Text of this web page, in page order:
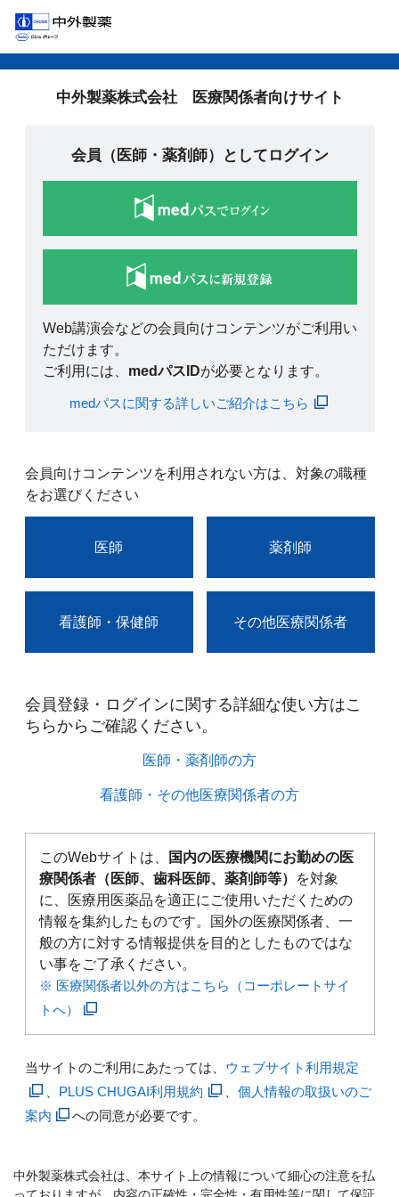
中外製薬株式会社 医療関係者向けサイト
会員（医師・薬剤師）としてログイン
Web講演会などの会員向けコンテンツがご利用い
ただけます。
ご利用には、 medパスIDが必要となります。
medパスに関する詳しいご紹介はこちら
会員向けコンテンツを利用されない方は、対象の職種
をお選びください
医師 薬剤師
看護師・保健師 その他医療関係者
会員登録・ログインに関する詳細な使い方はこ
ちらからご確認ください。​
医師・薬剤師の方​
看護師・その他医療関係者の方​
このWebサイトは、
国内の医療機関にお勤めの医
療関係者（医師、歯科医師、薬剤師等）
を対象
に、医療用医薬品を適正にご使用いただくための
情報を集約したものです。国外の医療関係者、一
般の方に対する情報提供を目的としたものではな
い事をご了承ください。
※ 医療関係者以外の方はこちら（コーポレートサイ
トへ）
当サイトのご利用にあたっては、 ウェブサイト利用規定
PLUS CHUGAI利用規約
個人情報の取扱いのご
案内
への同意が必要です。
中外製薬株式会社は、本サイト上の情報について細心の注意を払
っておりますが、内容の正確性・完全性・有用性等に関して保証